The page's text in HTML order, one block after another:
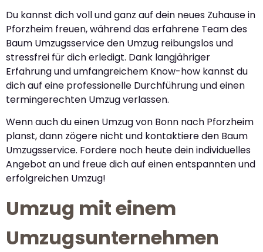
Du kannst dich voll und ganz auf dein neues Zuhause in
Pforzheim freuen, während das erfahrene Team des
Baum Umzugsservice den Umzug reibungslos und
stressfrei für dich erledigt. Dank langjähriger
Erfahrung und umfangreichem Know-how kannst du
dich auf eine professionelle Durchführung und einen
termingerechten Umzug verlassen.
Wenn auch du einen Umzug von Bonn nach Pforzheim
planst, dann zögere nicht und kontaktiere den Baum
Umzugsservice. Fordere noch heute dein individuelles
Angebot an und freue dich auf einen entspannten und
erfolgreichen Umzug!
Umzug mit einem
Umzugsunternehmen